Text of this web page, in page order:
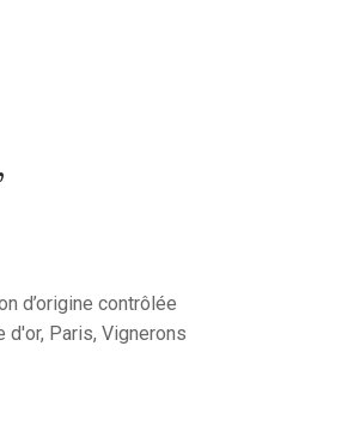
d’origine contrôlée
d'or, Paris, Vignerons